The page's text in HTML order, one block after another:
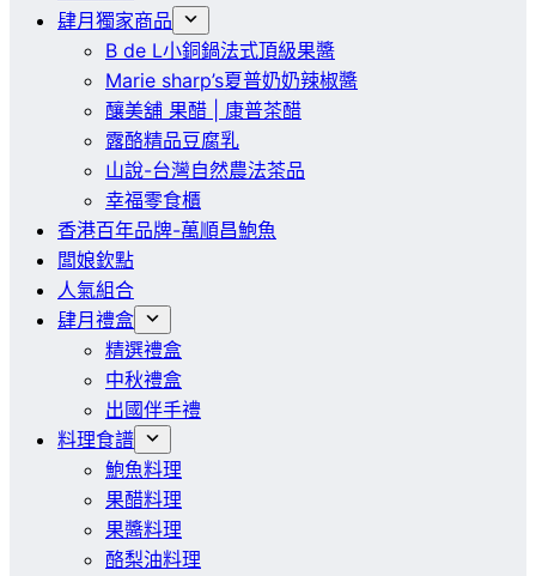
肆月獨家商品
B de L小銅鍋法式頂級果醬
Marie sharp’s夏普奶奶辣椒醬
釀美舖 果醋 | 康普茶醋
露酪精品豆腐乳
山說-台灣自然農法茶品
幸福零食櫃
香港百年品牌-萬順昌鮑魚
闆娘欽點
人氣組合
肆月禮盒
精選禮盒
中秋禮盒
出國伴手禮
料理食譜
鮑魚料理
果醋料理
果醬料理
酪梨油料理